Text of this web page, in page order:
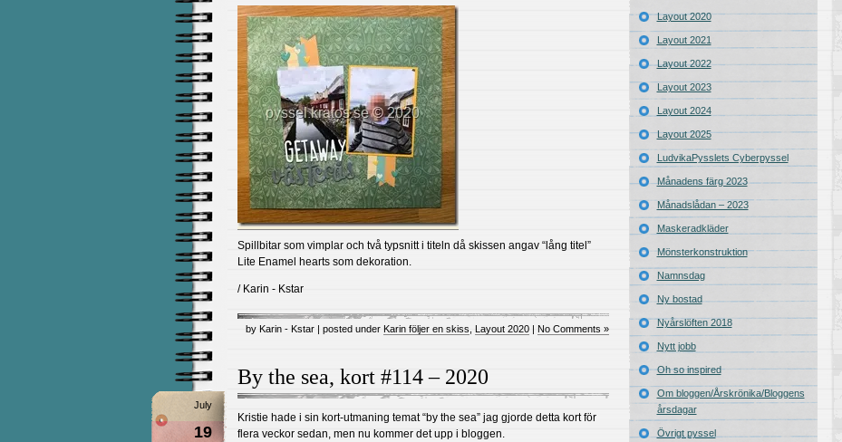
Spillbitar som vimplar och två typsnitt i titeln då skissen angav “lång titel”
Lite Enamel hearts som dekoration.
/ Karin - Kstar
by Karin - Kstar | posted under Karin följer en skiss Layout 2020 | No Comments »
By the sea, kort #114 – 2020
July
19
Kristie hade i sin kort-utmaning temat “by the sea” jag gjorde detta kort för
flera veckor sedan, men nu kommer det upp i bloggen.
Layout 2020
Layout 2021
Layout 2022
Layout 2023
Layout 2024
Layout 2025
LudvikaPysslets Cyberpyssel
Månadens färg 2023
Månadslådan – 2023
Maskeradkläder
Mönsterkonstruktion
Namnsdag
Ny bostad
Nyårslöften 2018
Nytt jobb
Oh so inspired
Om bloggen/Årskrönika/Bloggens
årsdagar
Övrigt pyssel